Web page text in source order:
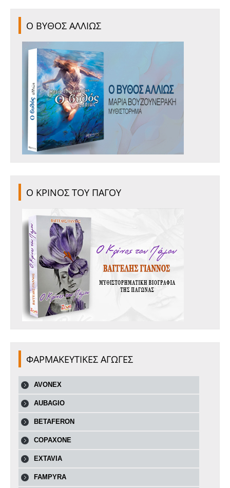
Ο ΒΥΘΟΣ ΑΛΛΙΩΣ
Ο ΚΡΙΝΟΣ ΤΟΥ ΠΑΓΟΥ
ΦΑΡΜΑΚΕΥΤΙΚΕΣ ΑΓΩΓΕΣ
AVONEX
AUBAGIO
BETAFERON
COPAXONE
EXTAVIA
FAMPYRA